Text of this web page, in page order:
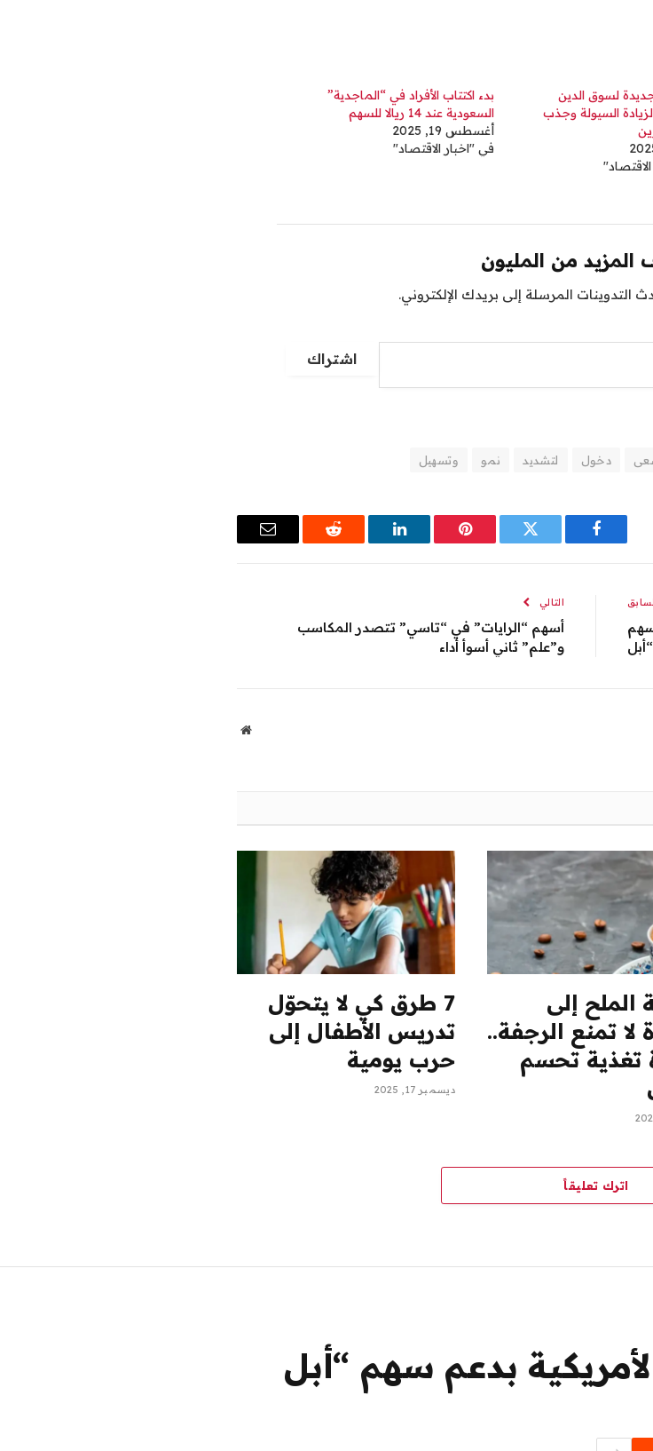
لسوق الدين
السيولة وجذب
بدء اكتتاب الأفراد في “الماجدية”
السعودية عند 14 ريالا للسهم
أغسطس 19, 2025
في "اخبار الاقتصاد"
المزيد من المليون
المرسلة إلى بريدك الإلكتروني.
اشتراك
دخول لتشديد نمو وتسهيل
فيسبوك تويتر بينتيريستلينكدإن رديت
البريد
سهم
“أبل
التالي
أسهم “الرايات” في “تاسي” تتصدر المكاسب
و”علم” ثاني أسوأ أداء
موقع
الملح إلى
لا تمنع الرجفة..
تغذية تحسم
7 طرق كي لا يتحوّل
تدريس الأطفال إلى
حرب يومية
ديسمبر 17, 2025
اترك تعليقاً
بدعم سهم “أبل